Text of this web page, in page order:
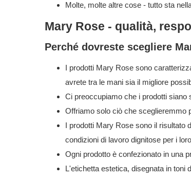
Molte, molte altre cose - tutto sta
Mary Rose - qualità,
Perché dovreste scegliere
I prodotti Mary Rose sono
avrete tra le mani sia il migliore
Ci preoccupiamo che i prodotti siano
Offriamo solo ciò che sceglieremmo
I prodotti Mary Rose sono il risultato
condizioni di lavoro dignitose per i
Ogni prodotto è confezionato in una
L'etichetta estetica, disegnata in toni